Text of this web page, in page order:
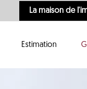
La maison de
Estimation